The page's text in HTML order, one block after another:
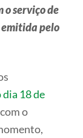
serviço de
emitida pelo
18 de
o